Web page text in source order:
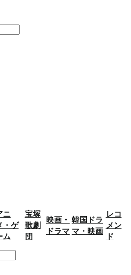
ニ
・ゲ
ム
宝塚
歌劇
団
映画・
ドラマ
韓国ドラ
マ・映画
レコ
メン
ド